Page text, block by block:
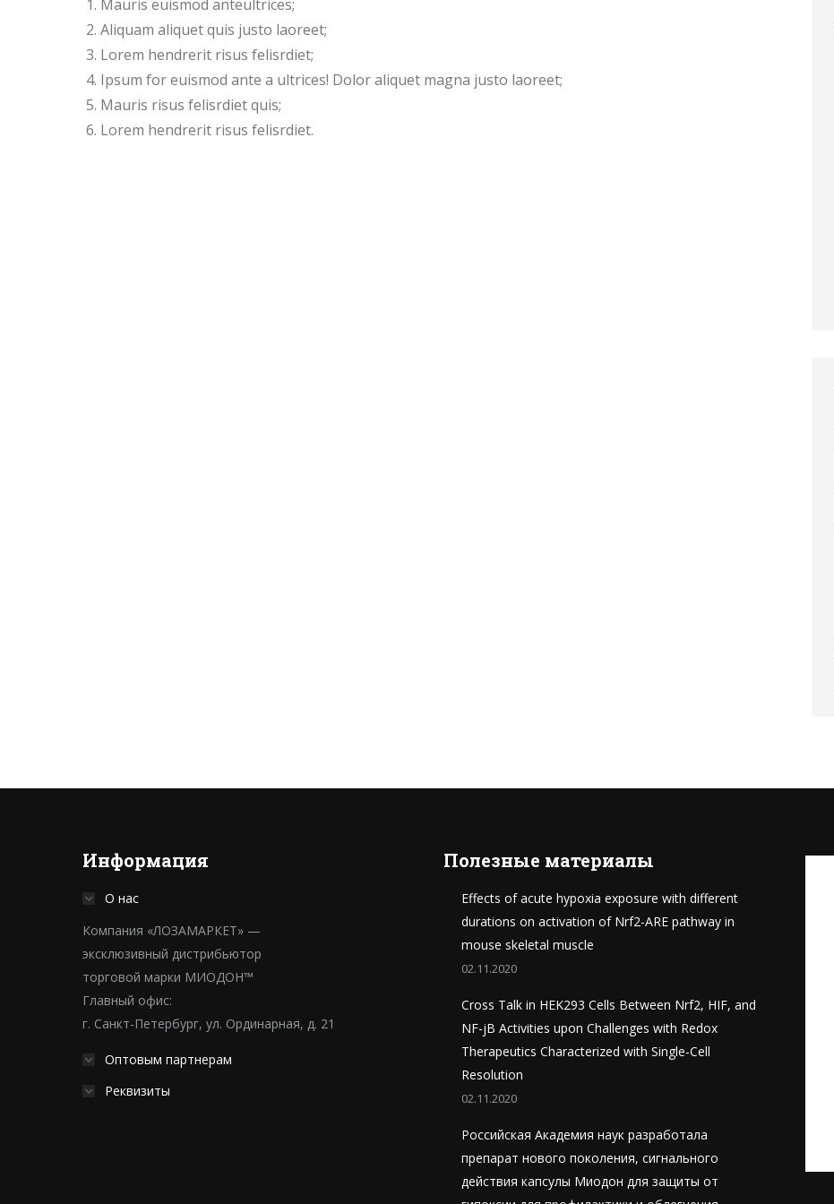
Mauris euismod anteultrices;
Aliquam aliquet quis justo laoreet;
Lorem hendrerit risus felisrdiet;
Ipsum for euismod ante a ultrices! Dolor aliquet magna justo laoreet;
Mauris risus felisrdiet quis;
Lorem hendrerit risus felisrdiet.
Информация
О нас
Компания «ЛОЗАМАРКЕТ» —
эксклюзивный дистрибьютор
торговой марки МИОДОН™
Главный офис:
г. Санкт-Петербург, ул. Ординарная, д. 21
Оптовым партнерам
Реквизиты
Полезные материалы
Effects of acute hypoxia exposure with different
durations on activation of Nrf2-ARE pathway in
mouse skeletal muscle
02.11.2020
Cross Talk in HEK293 Cells Between Nrf2, HIF, and
NF-jB Activities upon Challenges with Redox
Therapeutics Characterized with Single-Cell
Resolution
02.11.2020
Российская Академия наук разработала
препарат нового поколения, сигнального
действия капсулы Миодон для защиты от